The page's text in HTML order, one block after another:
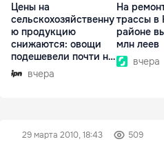
Цены на
сельскохозяйственну
ю продукцию
снижаются: овощи
подешевели почти на
30%вчера
На
трассы в
районе
млн леев
вчера
29 марта 2010, 18:43 509